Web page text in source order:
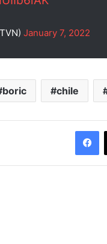
January 7, 2022
boric chile